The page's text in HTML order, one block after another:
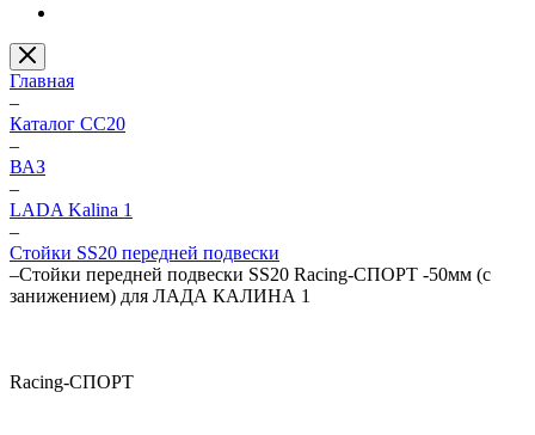
Главная
–
Каталог CC20
–
ВАЗ
–
LADA Kalina 1
–
Стойки SS20 передней подвески
–Стойки передней подвески SS20 Racing-СПОРТ -50мм (с
занижением) для ЛАДА КАЛИНА 1
Racing-СПОРТ